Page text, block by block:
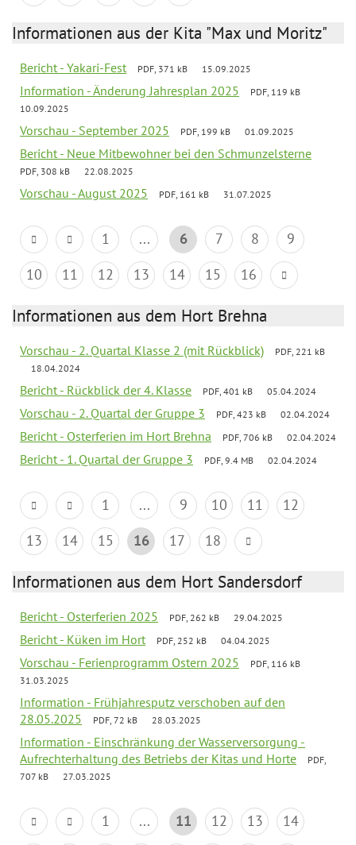
Informationen aus der Kita "Max und Moritz"
Bericht - Yakari-Fest PDF, 371 kB 15.09.2025
Information - Änderung Jahresplan 2025
PDF, 119 kB
10.09.2025
Vorschau - September 2025 PDF, 199 kB 01.09.2025
Bericht - Neue Mitbewohner bei den Schmunzelsterne
PDF, 308 kB 22.08.2025
Vorschau - August 2025 PDF, 161 kB 31.07.2025
1 ... 6 7 8
9
10
11 12 13 14 15 16
Informationen aus dem Hort Brehna
Vorschau - 2. Quartal Klasse 2 (mit Rückblick)
PDF, 221 kB
18.04.2024
Bericht - Rückblick der 4. Klasse PDF, 401 kB 05.04.2024
Vorschau - 2. Quartal der Gruppe 3 PDF, 423 kB 02.04.2024
Bericht - Osterferien im Hort Brehna PDF, 706 kB 02.04.2024
Bericht - 1. Quartal der Gruppe 3 PDF, 9.4 MB 02.04.2024
1 ... 9 10 11
12
13
14 15 16 17 18
Informationen aus dem Hort Sandersdorf
Bericht - Osterferien 2025 PDF, 262 kB 29.04.2025
Bericht - Küken im Hort PDF, 252 kB 04.04.2025
Vorschau - Ferienprogramm Ostern 2025
PDF, 116 kB
31.03.2025
Information - Frühjahresputz verschoben auf den
28.05.2025
PDF, 72 kB 28.03.2025
Information - Einschränkung der Wasserversorgung -
Aufrechterhaltung des Betriebs der Kitas und Horte
PDF,
707 kB
27.03.2025
1 ... 11 12 13
14